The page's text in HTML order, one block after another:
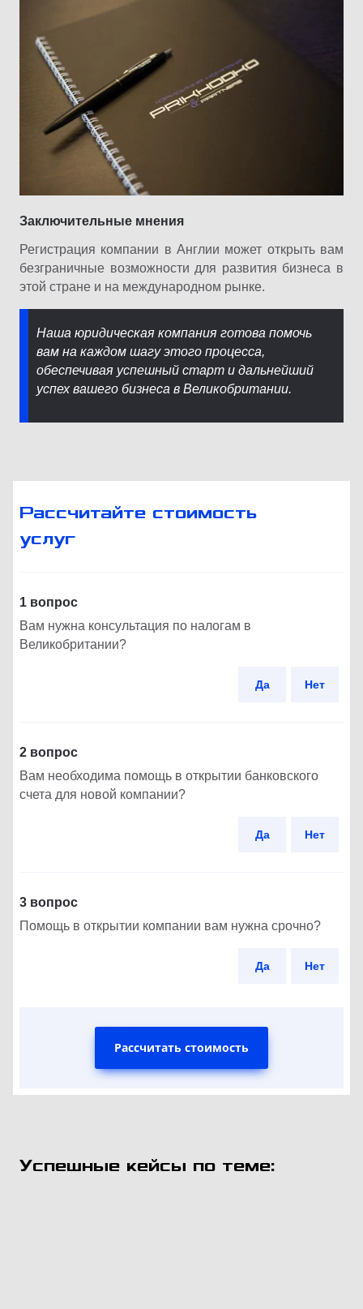
Заключительные мнения
Регистрация компании в Англии может открыть вам
безграничные возможности для развития бизнеса в
этой стране и на международном рынке.
Наша юридическая компания готова помочь
вам на каждом шагу этого процесса,
обеспечивая успешный старт и дальнейший
успех вашего бизнеса в Великобритании.
Рассчитайте стоимость
услуг
1 вопрос
Вам нужна консультация по налогам в
Великобритании?
Да Нет
2 вопрос
Вам необходима помощь в открытии банковского
счета для новой компании?
Да Нет
3 вопрос
Помощь в открытии компании вам нужна срочно?
Да Нет
Рассчитать стоимость
Успешные кейсы по теме: